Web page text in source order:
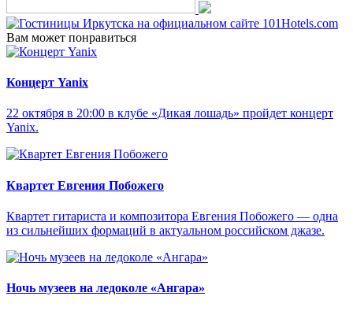
Вам может понравиться
Концерт Yanix
22 октября в 20:00 в клубе «Дикая лошадь» пройдет концерт
Yanix.
Квартет Евгения Побожего
Квартет гитариста и композитора Евгения Побожего — одна
из сильнейших формаций в актуальном российском джазе.
Ночь музеев на ледоколе «Ангара»